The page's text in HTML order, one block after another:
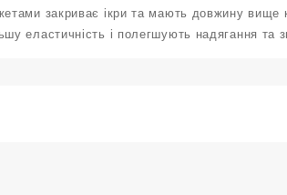
закриває ікри та мають довжину вище
еластичність і полегшують надягання та